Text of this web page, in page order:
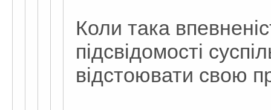
Коли така
підсвідомості
відстоювати свою